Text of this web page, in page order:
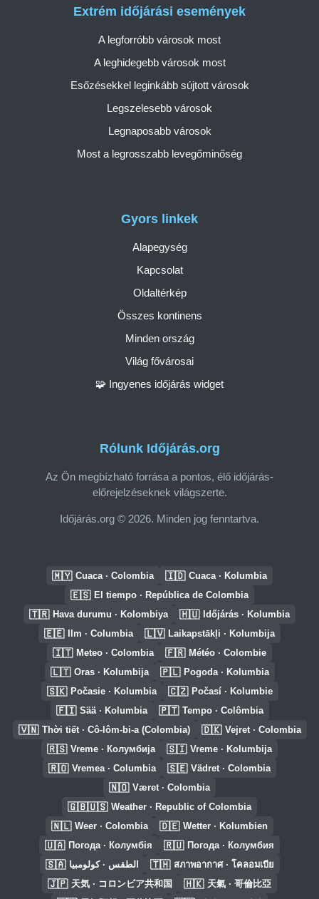
Rólunk Időjárás.org
Az Ön megbízható forrása a pontos, élő időjárás-
előrejelzéseknek világszerte.
Időjárás.org © 2026. Minden jog fenntartva.
Gyors linkek
Alapegység
Kapcsolat
Oldaltérkép
Összes kontinens
Minden ország
Világ fővárosai
🧩 Ingyenes időjárás widget
Extrém időjárási események
A legforróbb városok most
A leghidegebb városok most
Esőzésekkel leginkább sújtott városok
Legszelesebb városok
Legnaposabb városok
Most a legrosszabb levegőminőség
🇲🇾 Cuaca · Colombia 🇮🇩 Cuaca · Kolumbia
🇪🇸 El tiempo · República de Colombia
🇹🇷 Hava durumu · Kolombiya 🇭🇺 Időjárás · Kolumbia
🇪🇪 Ilm · Columbia 🇱🇻 Laikapstākļi · Kolumbija
🇮🇹 Meteo · Colombia 🇫🇷 Météo · Colombie
🇱🇹 Oras · Kolumbija 🇵🇱 Pogoda · Kolumbia
🇸🇰 Počasie · Kolumbia 🇨🇿 Počasí · Kolumbie
🇫🇮 Sää · Kolumbia 🇵🇹 Tempo · Colômbia
🇻🇳 Thời tiết · Cô-lôm-bi-a (Colombia) 🇩🇰 Vejret · Colombia
🇷🇸 Vreme · Колумбија 🇸🇮 Vreme · Kolumbija
🇷🇴 Vremea · Columbia 🇸🇪 Vädret · Colombia
🇳🇴 Været · Colombia
🇬🇧🇺🇸 Weather · Republic of Colombia
🇳🇱 Weer · Colombia 🇩🇪 Wetter · Kolumbien
🇺🇦 Погода · Колумбія 🇷🇺 Погода · Колумбия
🇸🇦 الطقس · كولومبيا 🇹🇭 สภาพอากาศ · โคลอมเบีย
🇯🇵 天気 · コロンビア共和国 🇭🇰 天氣 · 哥倫比亞